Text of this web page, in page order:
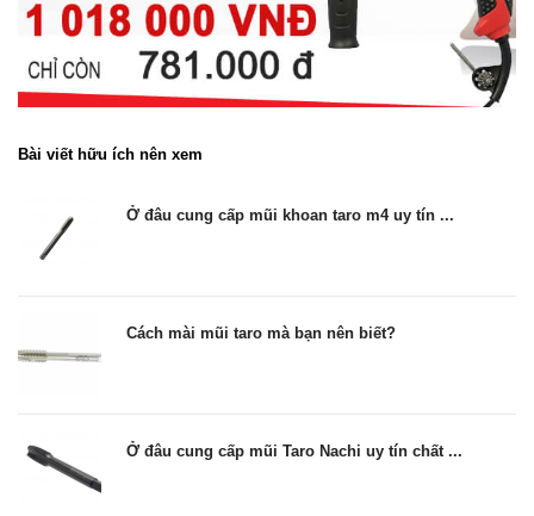
Bài viết hữu ích nên xem
Ở đâu cung cấp mũi khoan taro m4 uy tín ...
Cách mài mũi taro mà bạn nên biết?
Ở đâu cung cấp mũi Taro Nachi uy tín chất ...